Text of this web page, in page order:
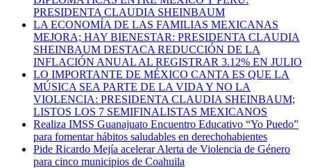
PRESIDENTA CLAUDIA SHEINBAUM
LA ECONOMÍA DE LAS FAMILIAS MEXICANAS
MEJORA; HAY BIENESTAR: PRESIDENTA CLAUDIA
SHEINBAUM DESTACA REDUCCIÓN DE LA
INFLACIÓN ANUAL AL REGISTRAR 3.12% EN JULIO
LO IMPORTANTE DE MÉXICO CANTA ES QUE LA
MÚSICA SEA PARTE DE LA VIDA Y NO LA
VIOLENCIA: PRESIDENTA CLAUDIA SHEINBAUM;
LISTOS LOS 7 SEMIFINALISTAS MEXICANOS
Realiza IMSS Guanajuato Encuentro Educativo “Yo Puedo”
para fomentar hábitos saludables en derechohabientes
Pide Ricardo Mejía acelerar Alerta de Violencia de Género
para cinco municipios de Coahuila